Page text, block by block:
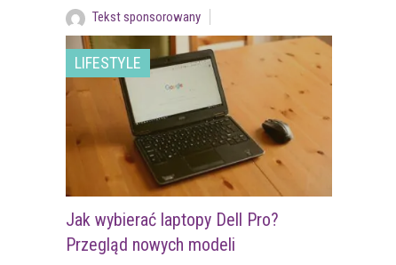
Tekst sponsorowany
LIFESTYLE
Jak wybierać laptopy Dell Pro?
Przegląd nowych modeli